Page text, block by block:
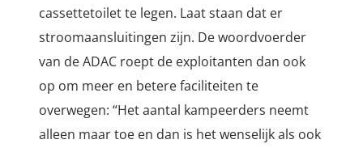
cassettetoilet te legen. Laat staan dat er
stroomaansluitingen zijn. De woordvoerder
van de ADAC roept de exploitanten dan ook
op om meer en betere faciliteiten te
overwegen: “Het aantal kampeerders neemt
alleen maar toe en dan is het wenselijk als ook